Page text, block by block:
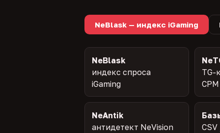
NeBlask — индекс iGaming
NeBlask
индекс спроса
iGaming
TG-
CPM
NeAntik
антидетект NeVision